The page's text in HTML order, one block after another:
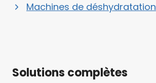
Machines de déshydratation
Solutions complètes